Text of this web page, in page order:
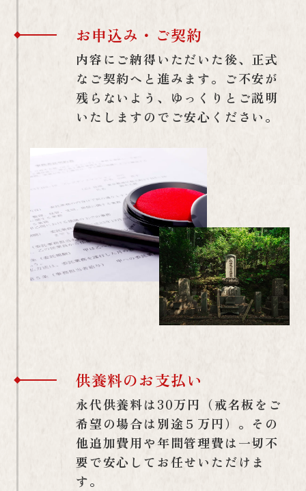
お申込み・ご契約
内容にご納得いただいた後、正式
なご契約へと進みます。ご不安が
残らないよう、ゆっくりとご説明
いたしますのでご安心ください。
供養料のお支払い
永代供養料は30万円（戒名板をご
希望の場合は別途５万円）。その
他追加費用や年間管理費は一切不
要で安心してお任せいただけま
す。